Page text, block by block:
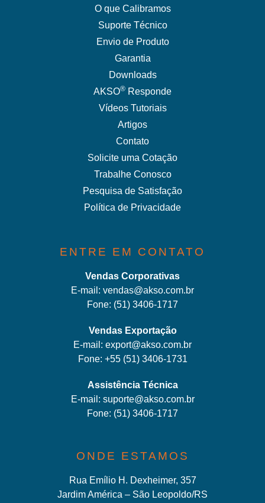
O que Calibramos
Suporte Técnico
Envio de Produto
Garantia
Downloads
AKSO® Responde
Vídeos Tutoriais
Artigos
Contato
Solicite uma Cotação
Trabalhe Conosco
Pesquisa de Satisfação
Política de Privacidade
ENTRE EM CONTATO
Vendas Corporativas
E-mail: vendas@akso.com.br
Fone: (51) 3406-1717
Vendas Exportação
E-mail: export@akso.com.br
Fone: +55 (51) 3406-1731
Assistência Técnica
E-mail: suporte@akso.com.br
Fone: (51) 3406-1717
ONDE ESTAMOS
Rua Emílio H. Dexheimer, 357
Jardim América – São Leopoldo/RS